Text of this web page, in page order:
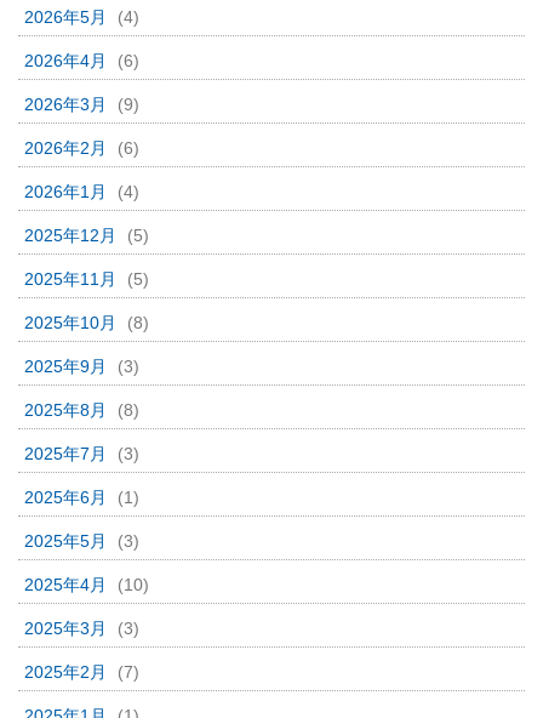
2026年5月 (4)
2026年4月 (6)
2026年3月 (9)
2026年2月 (6)
2026年1月 (4)
2025年12月 (5)
2025年11月 (5)
2025年10月 (8)
2025年9月 (3)
2025年8月 (8)
2025年7月 (3)
2025年6月 (1)
2025年5月 (3)
2025年4月 (10)
2025年3月 (3)
2025年2月 (7)